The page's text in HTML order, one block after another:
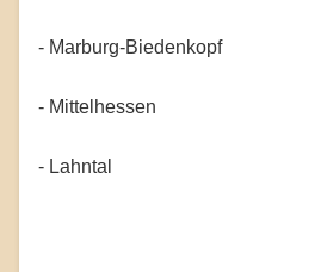
- Marburg-Biedenkopf
- Mittelhessen
- Lahntal